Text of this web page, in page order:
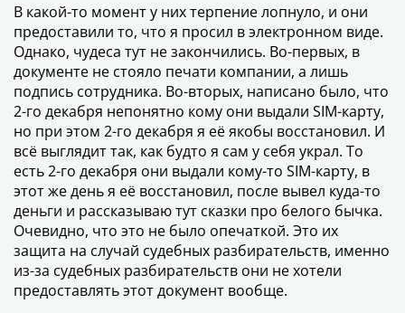
В какой-то момент у них терпение лопнуло, и они
предоставили то, что я просил в электронном виде.
Однако, чудеса тут не закончились. Во-первых, в
документе не стояло печати компании, а лишь
подпись сотрудника. Во-вторых, написано было, что
2-го декабря непонятно кому они выдали SIM-карту,
но при этом 2-го декабря я её якобы восстановил. И
всё выглядит так, как будто я сам у себя украл. То
есть 2-го декабря они выдали кому-то SIM-карту, в
этот же день я её восстановил, после вывел куда-то
деньги и рассказываю тут сказки про белого бычка.
Очевидно, что это не было опечаткой. Это их
защита на случай судебных разбирательств, именно
из-за судебных разбирательств они не хотели
предоставлять этот документ вообще.